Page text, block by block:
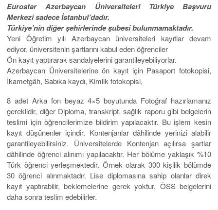
Eurostar Azerbaycan Üniversiteleri Türkiye Başvuru
Merkezi sadece İstanbul’dadır.
Türkiye’nin diğer şehirlerinde şubesi bulunmamaktadır.
Yeni Öğretim yılı Azerbaycan üniversiteleri kayıtlar devam
ediyor, üniversitenin şartlarını kabul eden öğrenciler
Ön kayıt yaptırarak sandalyelerini garantileyebiliyorlar.
Azerbaycan Üniversitelerine ön kayıt için Pasaport fotokopisi,
İkametgâh, Sabıka kaydı, Kimlik fotokopisi,
8 adet Arka fon beyaz 4×5 boyutunda Fotoğraf hazırlamanız
gereklidir, diğer Diploma, transkript, sağlık raporu gibi belgelerin
teslimi için öğrencilerimize bildirim yapılacaktır. Bu işlem kesin
kayıt düşünenler içindir. Kontenjanlar dâhilinde yerinizi alabilir
garantileyebilirsiniz. Üniversitelerde Kontenjan açılırsa şartlar
dâhilinde öğrenci alınımı yapılacaktır. Her bölüme yaklaşık %10
Türk öğrenci yerleşmektedir. Örnek olarak 300 kişilik bölümde
30 öğrenci alınmaktadır. Lise diplomasına sahip olanlar direk
kayıt yaptırabilir, beklemelerine gerek yoktur, ÖSS belgelerini
daha sonra teslim edebilirler.